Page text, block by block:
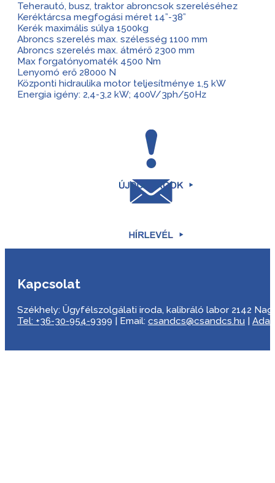
Teherautó, busz, traktor abroncsok szereléséhez
Keréktárcsa megfogási méret 14”-38”
Kerék maximális súlya 1500kg
Abroncs szerelés max. szélesség 1100 mm
Abroncs szerelés max. átmérő 2300 mm
Max forgatónyomaték 4500 Nm
Lenyomó erő 28000 N
Központi hidraulika motor teljesítménye 1,5 kW
Energia igény: 2,4-3,2 kW; 400V/3ph/50Hz
Kapcsolat
Székhely: Ügyfélszolgálati iroda, kalibráló labor 2142
Tel: +36-30-954-9399 | Email: csandcs@csandcs.hu |